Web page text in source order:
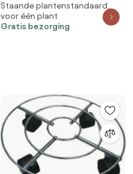
Multiroller - Antraciet - Ø 30 cm
- Tot 30 kg
Staande plantenstandaard,
voor één plant
Gratis bezorging